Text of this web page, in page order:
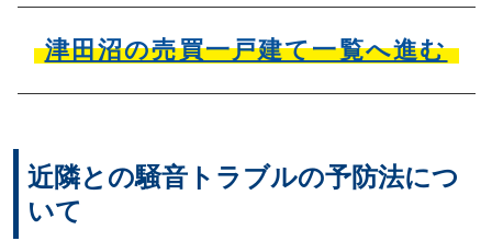
津田沼の売買一戸建て一覧へ進む
近隣との騒音トラブルの予防法につ
いて